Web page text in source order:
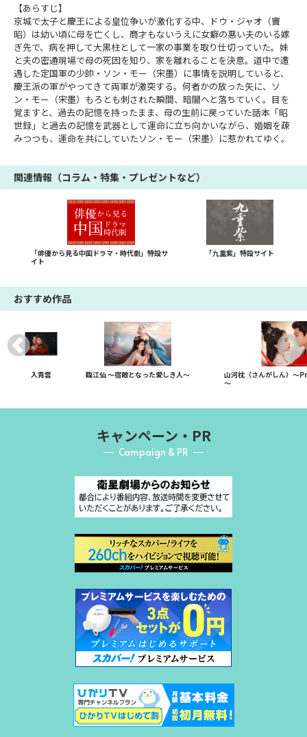
【あらすじ】
京城で太子と慶王による皇位争いが激化する中、ドウ・ジャオ（竇
昭）は幼い頃に母を亡くし、商才もないうえに女癖の悪い夫のいる嫁
ぎ先で、病を押して大黒柱として一家の事業を取り仕切っていた。妹
と夫の密通現場で母の死因を知り、家を離れることを決意。道中で遭
遇した定国軍の少帥・ソン・モー（宋墨）に事情を説明していると、
慶王派の軍がやってきて両軍が激突する。何者かの放った矢に、ソ
ン・モー（宋墨）もろとも刺された瞬間、暗闇へと落ちていく。目を
覚ますと、過去の記憶を持ったまま、母の生前に戻っていた――話本「昭
世録」と過去の記憶を武器として運命に立ち向かいながら、婚姻を疎
みつつも、運命を共にしていたソン・モー（宋墨）に惹かれてゆく。
関連情報（コラム・特集・プレゼントなど）
「俳優から見る中国ドラマ・時代劇」特設サ
イト
「九重紫」特設サイト
おすすめ作品
入青雲 臨江仙 ～宿敵となった愛しき人～
山河枕（さんがしん）
～
キャンペーン・PR
Campaign & PR